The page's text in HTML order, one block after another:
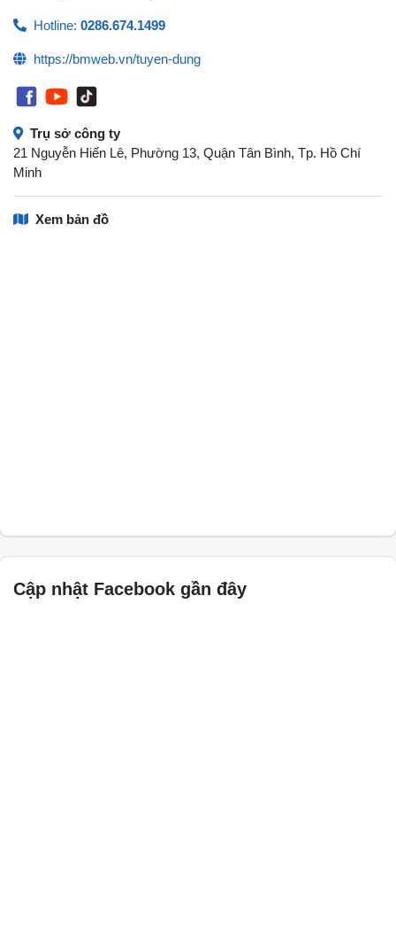
Hotline: 0286.674.1499
https://bmweb.vn/tuyen-dung
Trụ sở công ty
21 Nguyễn Hiến Lê, Phường 13, Quận Tân Bình, Tp. Hồ Chí
Minh
Xem bản đồ
Cập nhật Facebook gần đây